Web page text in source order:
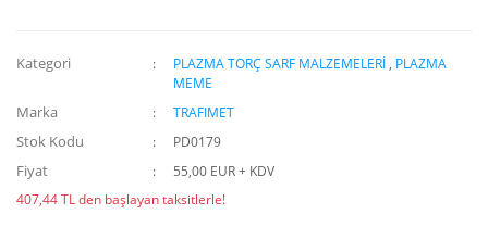
Kategori PLAZMA TORÇ SARF MALZEMELERİ , PLAZMA
MEME
Marka TRAFIMET
Stok Kodu PD0179
Fiyat
55,00 EUR + KDV
407,44 TL den başlayan taksitlerle!